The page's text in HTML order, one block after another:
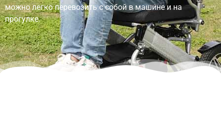
можно легко перевозить с собой в машине и на
прогулке.